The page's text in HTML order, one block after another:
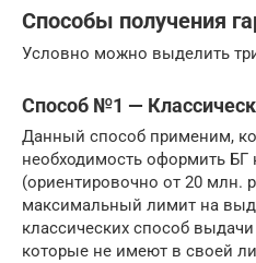
Способы получения
Условно можно выделить
Способ №1 —
Данный способ применим,
необходимость оформить БГ
(ориентировочно от 20 млн.
максимальный лимит на
классических способ
которые не имеют в своей